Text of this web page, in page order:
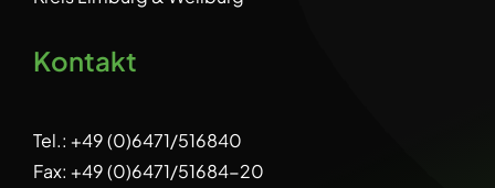
Kontakt
Tel.: +49 (0)6471/516840
Fax: +49 (0)6471/51684-20